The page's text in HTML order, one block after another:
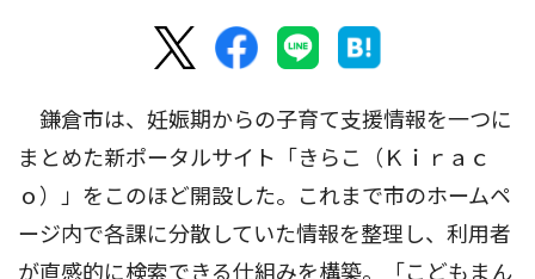
鎌倉市は、妊娠期からの子育て支援情報を一つに
まとめた新ポータルサイト「きらこ（Ｋｉｒａｃ
ｏ）」をこのほど開設した。これまで市のホームペ
ージ内で各課に分散していた情報を整理し、利用者
が直感的に検索できる仕組みを構築。「こどもまん